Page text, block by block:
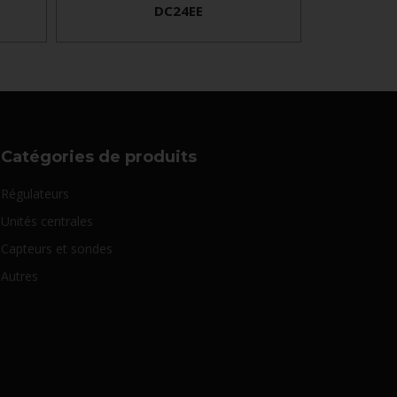
DC24EE
Catégories de produits
Régulateurs
Unités centrales
Capteurs et sondes
Autres